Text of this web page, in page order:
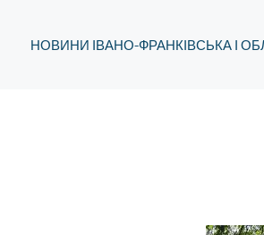
НОВИНИ ІВАНО-ФРАНКІВСЬКА І